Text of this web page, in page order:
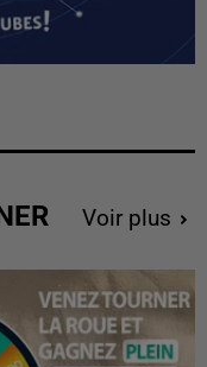
Voir plus